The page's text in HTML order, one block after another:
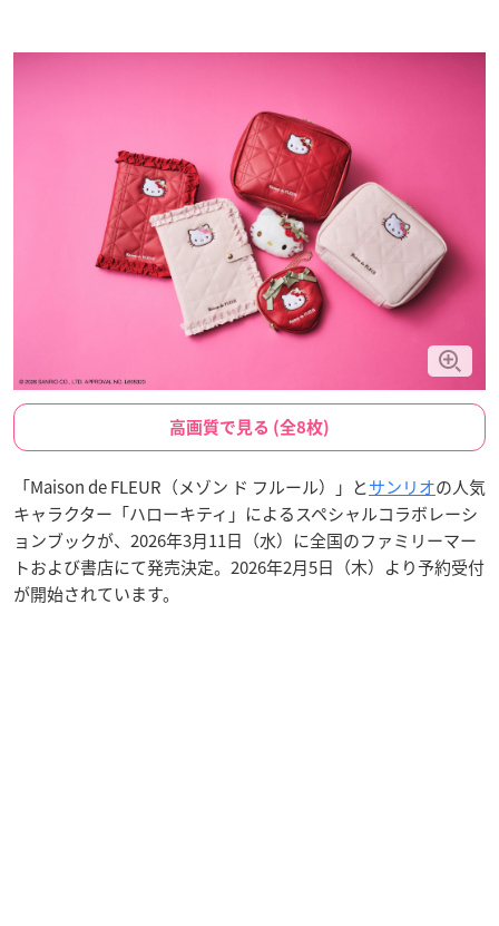
高画質で見る (全8枚)
「Maison de FLEUR（メゾン ド フルール）」とサンリオの人気
キャラクター「ハローキティ」によるスペシャルコラボレーシ
ョンブックが、2026年3月11日（水）に全国のファミリーマー
トおよび書店にて発売決定。2026年2月5日（木）より予約受付
が開始されています。